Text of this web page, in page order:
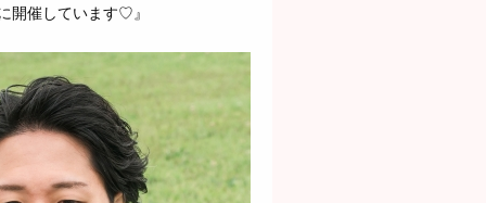
開催しています♡』